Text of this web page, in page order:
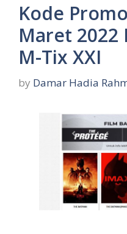
Kode
Maret 2022
M-Tix XXI
by Damar Hadia